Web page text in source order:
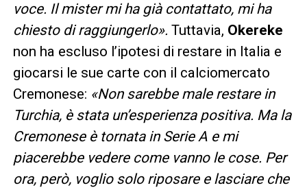
voce. Il mister mi ha già contattato, mi ha
chiesto di raggiungerlo». Tuttavia, Okereke
non ha escluso l’ipotesi di restare in Italia e
giocarsi le sue carte con il calciomercato
Cremonese: «Non sarebbe male restare in
Turchia, è stata un’esperienza positiva. Ma la
Cremonese è tornata in Serie A e mi
piacerebbe vedere come vanno le cose. Per
ora, però, voglio solo riposare e lasciare che